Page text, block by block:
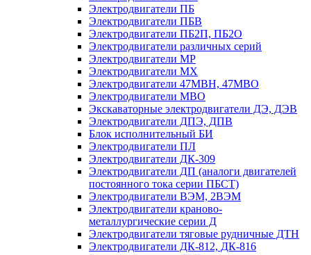
Электродвигатели ПБ
Электродвигатели ПБВ
Электродвигатели ПБ2П, ПБ2О
Электродвигатели различных серий
Электродвигатели МР
Электродвигатели MX
Электродвигатели 47MBH, 47МВО
Электродвигатели MBO
Экскаваторные электродвигатели ДЭ, ДЭВ
Электродвигатели ДПЭ, ДПВ
Блок исполнительный БИ
Электродвигатели ПЛ
Электродвигатели ДК-309
Электродвигатели ДП (аналоги двигателей
постоянного тока серии ПБСТ)
Электродвигатели ВЭМ, 2ВЭМ
Электродвигатели краново-
металлургические серии Д
Электродвигатели тяговые рудничные ДТН
Электродвигатели ДК-812, ДК-816